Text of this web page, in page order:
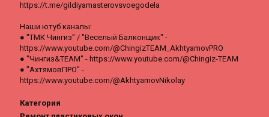
https://t.me/gildiyamasterovsvoegodela
Наши ютуб каналы:
● "ТМК Чингиз" / "Веселый Балконщик" -
https://www.youtube.com/@ChingizTEAM_AkhtyamovPRO
● "Чингиз&TEAM" - https://www.youtube.com/@Chingiz-TEAM
● "АхтямовПРО" -
https://www.youtube.com/@AkhtyamovNikolay
Категория